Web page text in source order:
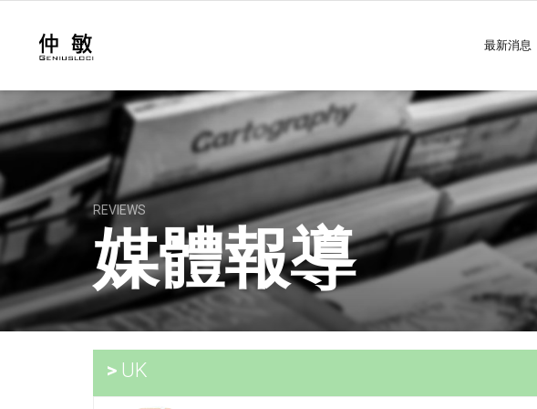
最新消息
REVIEWS
媒體報導
> UK